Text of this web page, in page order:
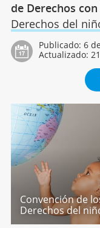
de Derechos
Derechos del
Publicado: 6
Actualizado:
Convención de
Derechos del